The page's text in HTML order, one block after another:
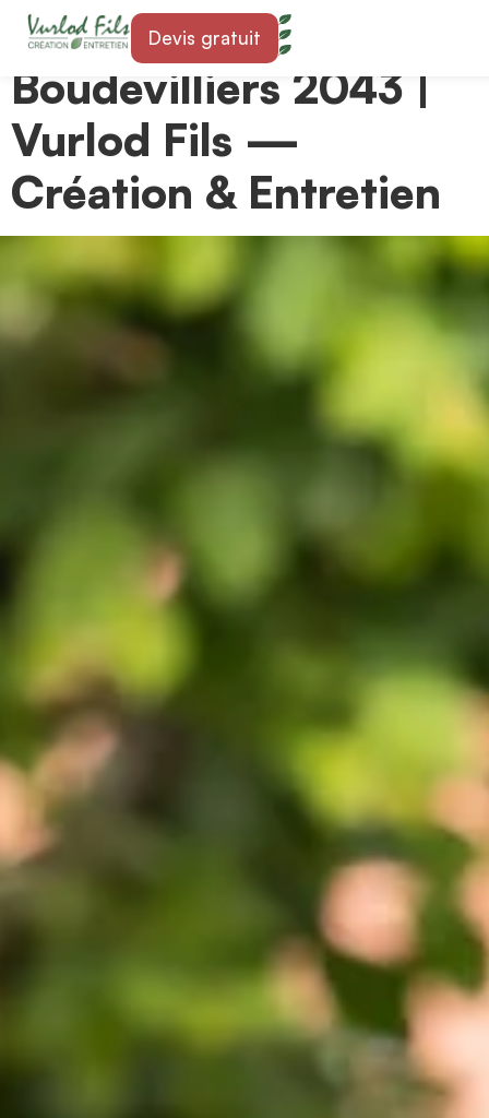
Devis gratuit
Paysagiste à
Boudevilliers 2043 |
Vurlod Fils —
Création & Entretien